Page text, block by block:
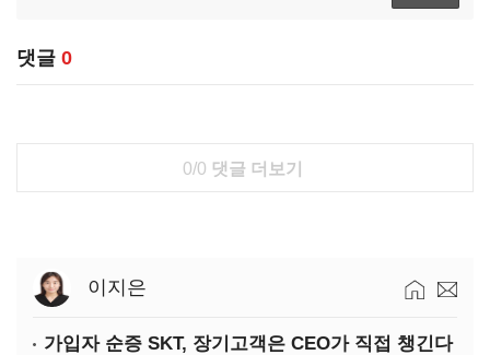
댓글 0
0/0 댓글 더보기
이지은
가입자 순증 SKT, 장기고객은 CEO가 직접 챙긴다